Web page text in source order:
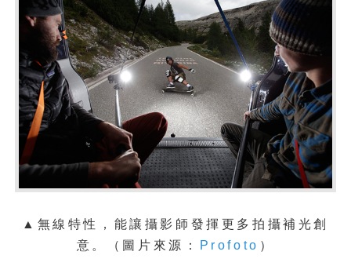
▲無線特性，能讓攝影師發揮更多拍攝補光創
意。
（圖片來源： Profoto ）